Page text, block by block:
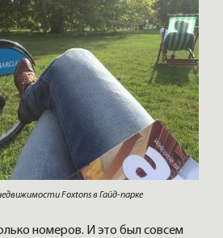
Foxtons в Гайд-парке
номеров. И это был совсем